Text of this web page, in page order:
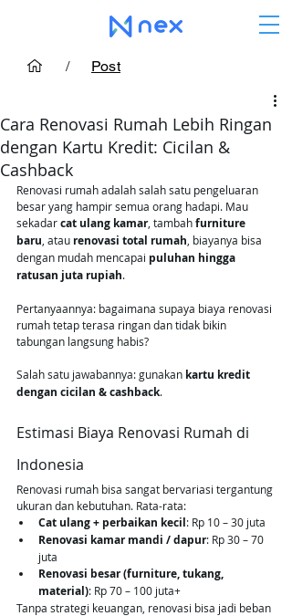
/ Post
Cara Renovasi Rumah Lebih Ringan
dengan Kartu Kredit: Cicilan &
Cashback
Renovasi rumah adalah salah satu pengeluaran
besar yang hampir semua orang hadapi. Mau
sekadar cat ulang kamar, tambah furniture
baru , atau renovasi total rumah , biayanya bisa
dengan mudah mencapai puluhan hingga
ratusan juta rupiah.
Pertanyaannya: bagaimana supaya biaya renovasi
rumah tetap terasa ringan dan tidak bikin
tabungan langsung habis?
Salah satu jawabannya: gunakan kartu kredit
dengan cicilan & cashback.
Estimasi Biaya Renovasi Rumah di
Indonesia
Renovasi rumah bisa sangat bervariasi tergantung
ukuran dan kebutuhan. Rata-rata:
Cat ulang + perbaikan kecil: Rp 10 – 30 juta
Renovasi kamar mandi / dapur: Rp 30 – 70
juta
Renovasi besar (furniture, tukang,
material): Rp 70 – 100 juta+
Tanpa strategi keuangan, renovasi bisa jadi beban